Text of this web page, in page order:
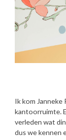
Ik kom
kantoorruimte.
verleden wat
dus we kennen